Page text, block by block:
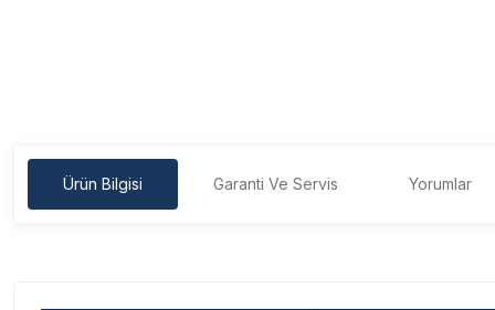
Ürün Bilgisi Garanti Ve Servis Yorumlar